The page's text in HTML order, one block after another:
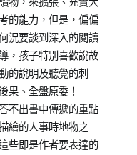
的能力，但是，偏偏
況要談到深入的閱讀
，孩子特別喜歡說故
的說明及聽覺的刺
果、全盤原委！
不出書中傳遞的重點
繪的人事時地物之
些即是作者要表達的